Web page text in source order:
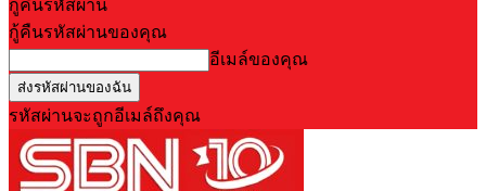
กู้คืนรหัสผ่าน
กู้คืนรหัสผ่านของคุณ
อีเมล์ของคุณ
รหัสผ่านจะถูกอีเมล์ถึงคุณ